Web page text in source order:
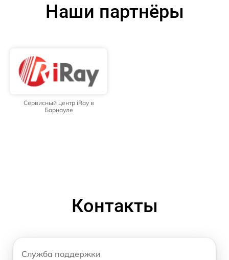
Наши партнёры
Сервисный центр iRay в
Барнауле
Контакты
Служба поддержки